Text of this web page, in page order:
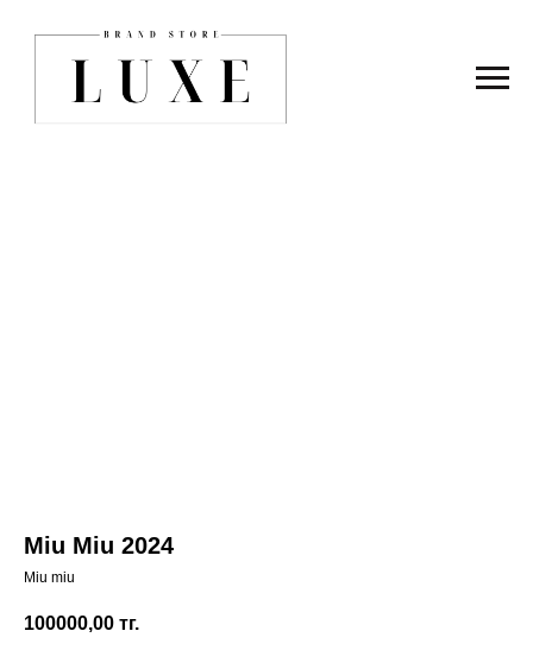
Miu Miu 2024
Miu miu
100000,00 тг.